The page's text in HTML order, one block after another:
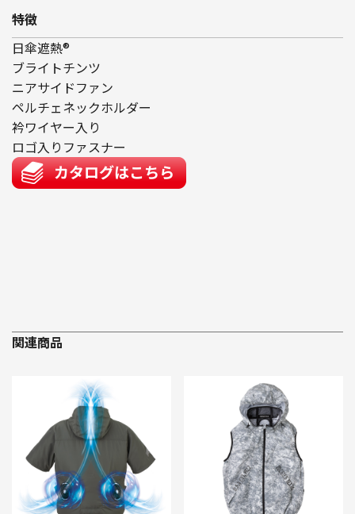
特徴
日傘遮熱®
ブライトチンツ
ニアサイドファン
ペルチェネックホルダー
衿ワイヤー入り
ロゴ入りファスナー
関連商品